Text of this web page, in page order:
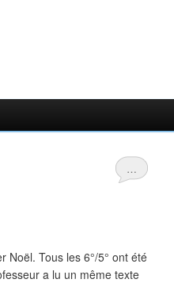
…
Noël. Tous les 6°/5° ont été
a lu un même texte